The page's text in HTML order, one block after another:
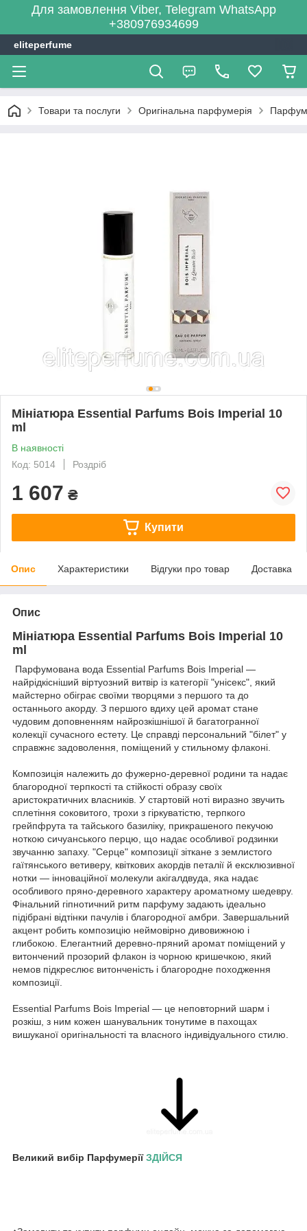
Для замовлення Viber, Telegram WhatsApp
+380976934699
eliteperfume
Товари та послуги Оригінальна парфумерія
Мініатюра Essential Parfums Bois Imperial 10
ml
В наявності
Код: 5014
Роздріб
1 607 ₴
Купити
Опис Характеристики Відгуки про товар Доставка
Опис
Мініатюра Essential Parfums Bois Imperial 10
ml
Парфумована вода Essential Parfums Bois Imperial —
найрідкісніший віртуозний витвір із категорії "унісекс", який
майстерно обіграє своїми творцями з першого та до
останнього акорду. З першого вдиху цей аромат стане
чудовим доповненням найрозкішнішої й багатогранної
колекції сучасного естету. Це справді персональний "білет" у
справжнє задоволення, поміщений у стильному флаконі.
Композиція належить до фужерно-деревної родини та надає
благородної терпкості та стійкості образу своїх
аристократичних власників. У стартовій ноті виразно звучить
сплетіння соковитого, трохи з гіркуватістю, терпкого
грейпфрута та тайського базиліку, прикрашеного пекучою
ноткою сичуанського перцю, що надає особливої родзинки
звучанню запаху. "Серце" композиції зіткане з землистого
гаїтянського ветиверу, квіткових акордів петалії й ексклюзивної
нотки — інноваційної молекули акігалдвуда, яка надає
особливого пряно-деревного характеру ароматному шедевру.
Фінальний гіпнотичний ритм парфуму задають ідеально
підібрані відтінки пачулів і благородної амбри. Завершальний
акцент робить композицію неймовірно дивовижною і
глибокою. Елегантний деревно-пряний аромат поміщений у
витончений прозорий флакон із чорною кришечкою, який
немов підкреслює витонченість і благородне походження
композиції.
Essential Parfums Bois Imperial — це неповторний шарм і
розкіш, з ним кожен шанувальник тонутиме в пахощах
вишуканої оригінальності та власного індивідуального стилю.
Великий вибір ПарфумеріїЗДІЙСЯ